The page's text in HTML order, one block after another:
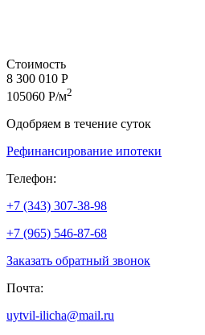
Стоимость
8 300 010 Р
105060 Р/м2
Одобряем в течение суток
Рефинансирование ипотеки
Телефон:
+7 (343) 307-38-98
+7 (965) 546-87-68
Заказать обратный звонок
Почта:
uytvil-ilicha@mail.ru